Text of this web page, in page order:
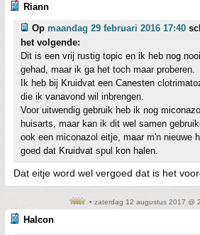
Riann
Op maandag 29 februari 2016 17:40
het volgende:
Dit is een vrij rustig topic en ik heb nog
gehad, maar ik ga het toch maar proberen.
Ik heb bij Kruidvat een Canesten
die ik vanavond wil inbrengen.
Voor uitwendig gebruik heb ik nog
huisarts, maar kan ik dit wel samen
ook een miconazol eitje, maar m'n nieuwe
goed dat Kruidvat spul kon halen.
Dat eitje word wel vergoed dat is het
• zaterdag 12 augustus 2017 @
Halcon